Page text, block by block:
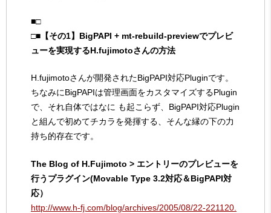
■□
□■【その1】BigPAPI + mt-rebuild-previewでプレビ
ューを実現するH.fujimotoさんの方法
H.fujimotoさんが開発されたBigPAPI対応Pluginです。
ちなみにBigPAPIは管理画面をカスタマイズするPlugin
で、それ自体ではなに も起こらず、BigPAPI対応Plugin
と組んで初めてチカラを発揮する、そんな縁の下の力
持ち的存在です。
The Blog of H.Fujimoto > エントリーのプレビューを
行うプラグイン(Movable Type 3.2対応＆BigPAPI対
応）
http://www.h-fj.com/blog/archives/2005/08/22-221120.